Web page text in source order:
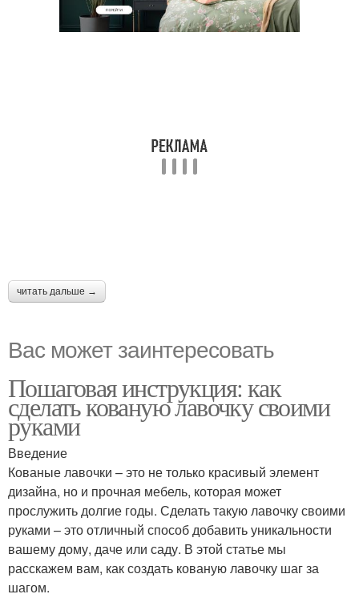
читать дальше →
Вас может заинтересовать
Пошаговая инструкция: как
сделать кованую лавочку своими
руками
Введение
Кованые лавочки – это не только красивый элемент
дизайна, но и прочная мебель, которая может
прослужить долгие годы. Сделать такую лавочку своими
руками – это отличный способ добавить уникальности
вашему дому, даче или саду. В этой статье мы
расскажем вам, как создать кованую лавочку шаг за
шагом.